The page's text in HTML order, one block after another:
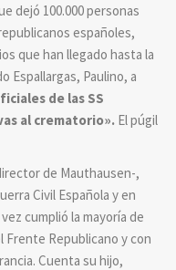
dejó 100.000 personas
españoles,
que han llegado hasta la
Espallargas, Paulino, a
de las SS
al crematorio». El púgil
de Mauthausen-,
Civil Española y en
cumplió la mayoría de
Frente Republicano y con
Cuenta su hijo,